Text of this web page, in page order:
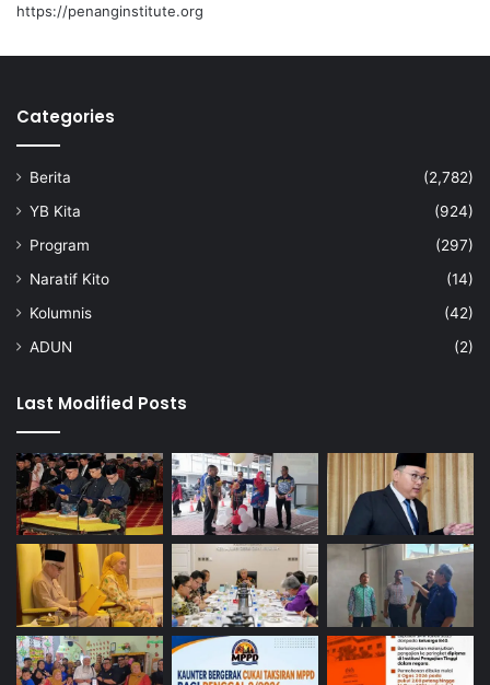
https://penanginstitute.org
Categories
Berita
(2,782)
YB Kita
(924)
Program
(297)
Naratif Kito
(14)
Kolumnis
(42)
ADUN
(2)
Last Modified Posts